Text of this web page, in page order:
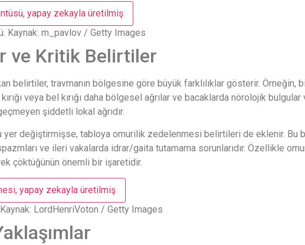
Kaynak: m_pavlov / Getty Images
ve Kritik Belirtiler
belirtiler, travmanın bölgesine göre büyük farklılıklar gösterir.
veya bel kırığı daha bölgesel ağrılar ve bacaklarda nörolojik
şiddetli lokal ağrıdır.
yer değiştirmişse, tabloya omurilik zedelenmesi belirtileri de eklenir. Bu
ve ileri vakalarda idrar/gaita tutamama sorunlarıdır. Özellikle
çöktüğünün önemli bir işaretidir.
Kaynak: LordHenriVoton / Getty Images